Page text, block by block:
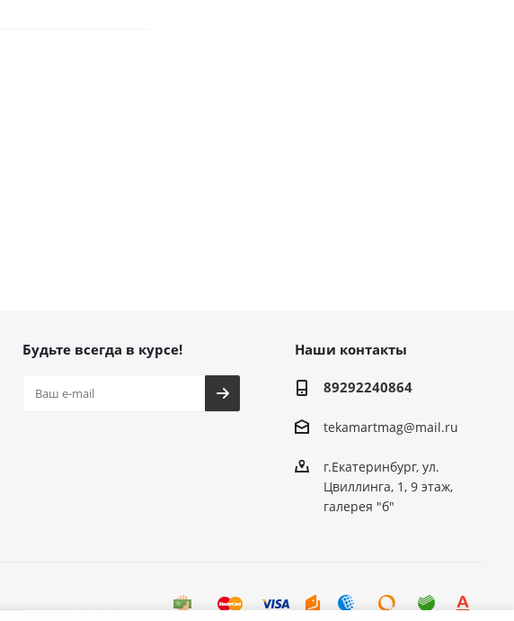
Будьте всегда в курсе! Наши контакты
89292240864
tekamartmag@mail.ru
г.Екатеринбург, ул.
Цвиллинга, 1, 9 этаж,
галерея "б"